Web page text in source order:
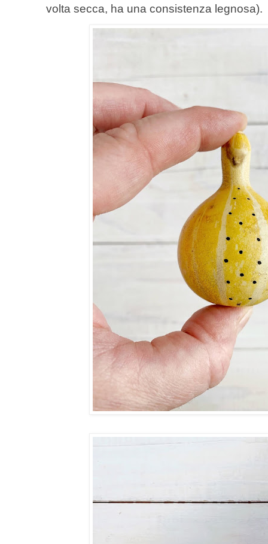
volta secca, ha una consistenza legnosa).